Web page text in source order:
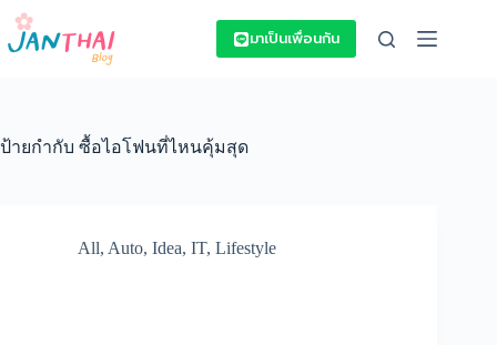
Skip
content
มาเป็นเพื่อนกัน
ป้ายกำกับ ซื้อไอโฟนที่ไหนคุ้มสุด
All, Auto, Idea, IT, Lifestyle